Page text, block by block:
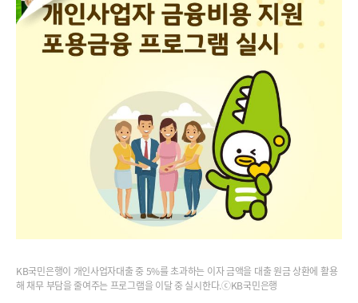
KB국민은행이 개인사업자대출 중 5%를 초과하는 이자 금액을 대출 원금 상환에 활용
해 채무 부담을 줄여주는 프로그램을 이달 중 실시한다.ⓒKB국민은행